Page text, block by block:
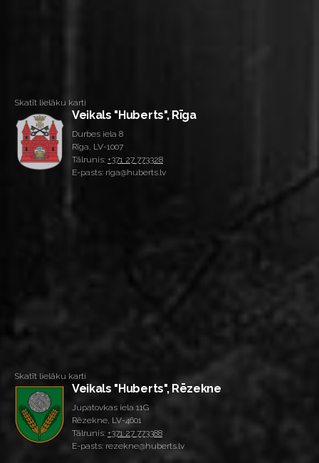
Skatīt lielāku karti
Veikals "Huberts", Rīga
Durbes iela 8
Rīga, LV-1007
Tālrunis: +371 27 773328
E-pasts: riga@huberts.lv
Skatīt lielāku karti
Veikals "Huberts", Rēzekne
Jupatovkas iela 11G
Rēzekne, LV-4601
Tālrunis: +371 27 773388
E-pasts: rezekne@huberts.lv